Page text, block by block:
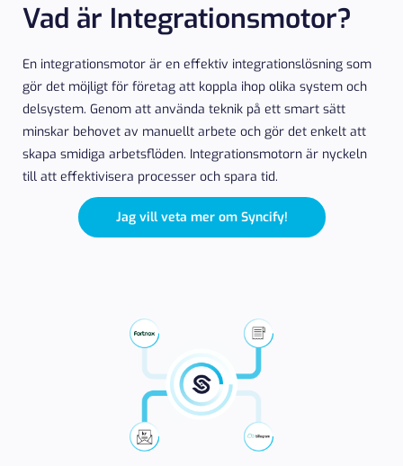
Vad är Integrationsmotor?
En integrationsmotor är en effektiv integrationslösning som
gör det möjligt för företag att koppla ihop olika system och
delsystem. Genom att använda teknik på ett smart sätt
minskar behovet av manuellt arbete och gör det enkelt att
skapa smidiga arbetsflöden. Integrationsmotorn är nyckeln
till att effektivisera processer och spara tid.
Jag vill veta mer om Syncify!